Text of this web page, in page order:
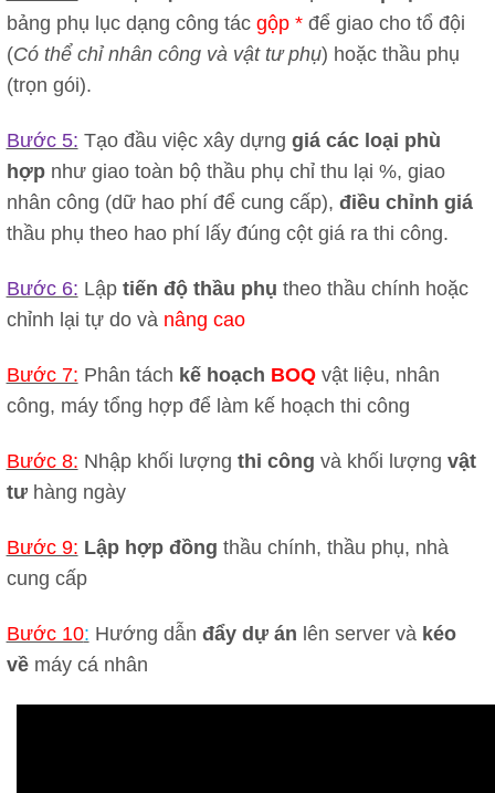
bảng phụ lục dạng công tác gộp *để giao cho tổ đội
(Có thể chỉ nhân công và vật tư phụ) hoặc thầu phụ
(trọn gói).
Bước 5: Tạo đầu việc xây dựng giá các loại phù
hợpnhư giao toàn bộ thầu phụ chỉ thu lại %, giao
nhân công (dữ hao phí để cung cấp), điều chỉnh giá
thầu phụ theo hao phí lấy đúng cột giá ra thi công.
Bước 6: Lập tiến độ thầu phụ theo thầu chính hoặc
chỉnh lại tự do và nâng cao
Bước 7: Phân tách kế hoạch BOQvật liệu, nhân
công, máy tổng hợp để làm kế hoạch thi công
Bước 8: Nhập khối lượng thi công và khối lượng vật
tưhàng ngày
Bước 9: Lập hợp đồng thầu chính, thầu phụ, nhà
cung cấp
Bước 10: Hướng dẫn đẩy dự án lên server và kéo
vềmáy cá nhân